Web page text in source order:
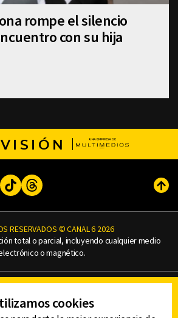
rompe el silencio
con su hija
TikTokThreads
RESERVADOS © CANAL 6 2026
total o parcial, incluyendo cualquier medio
o magnético.
AVISO DE PRIVACIDAD
AVISO LEGALcookies